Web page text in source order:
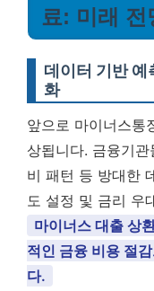
료: 미래 전
데이터 기반 예
화
앞으로 마이너스통
상됩니다. 금융기
비 패턴 등 방대한
도 설정 및 금리 우
마이너스 대출 상
적인 금융 비용 절
다.